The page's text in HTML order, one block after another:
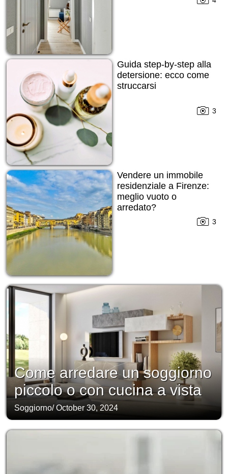
Guida step-by-step alla
detersione: ecco come
struccarsi
3
Vendere un immobile
residenziale a Firenze:
meglio vuoto o
arredato?
3
Come arredare un soggiorno
piccolo o con cucina a vista
Soggiorno/October 30, 2024